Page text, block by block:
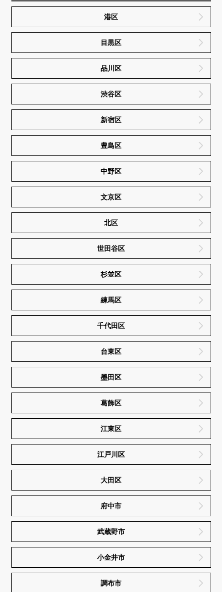
港区
目黒区
品川区
渋谷区
新宿区
豊島区
中野区
文京区
北区
世田谷区
杉並区
練馬区
千代田区
台東区
墨田区
葛飾区
江東区
江戸川区
大田区
府中市
武蔵野市
小金井市
調布市